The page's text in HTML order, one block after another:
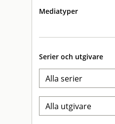
Mediatyper
Serier och utgivare